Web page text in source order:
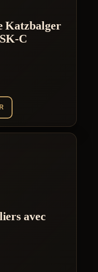
Katzbalger
C
avec